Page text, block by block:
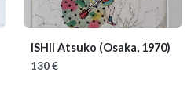
ISHII Atsuko (Osaka, 1970)
130 €